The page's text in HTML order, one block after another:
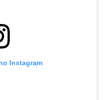
Instagram